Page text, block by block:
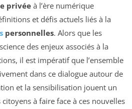
privée à l’ère numérique
et défis actuels liés à la
personnelles. Alors que les
des enjeux associés à la
il est impératif que l’ensemble
dans ce dialogue autour de
et la sensibilisation jouent un
à faire face à ces nouvelles